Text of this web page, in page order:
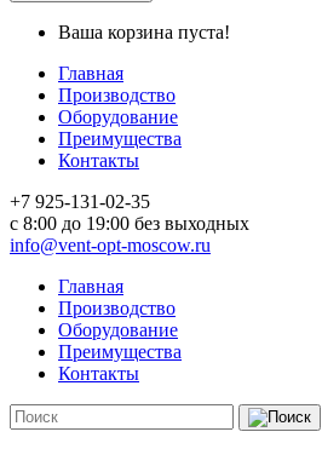
Ваша корзина пуста!
Главная
Производство
Оборудование
Преимущества
Контакты
+7 925-131-02-35
c 8:00 до 19:00 без выходных
info@vent-opt-moscow.ru
Главная
Производство
Оборудование
Преимущества
Контакты